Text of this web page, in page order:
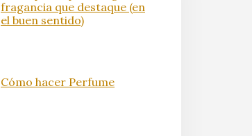
fragancia que destaque (en
el buen sentido)
Cómo hacer Perfume